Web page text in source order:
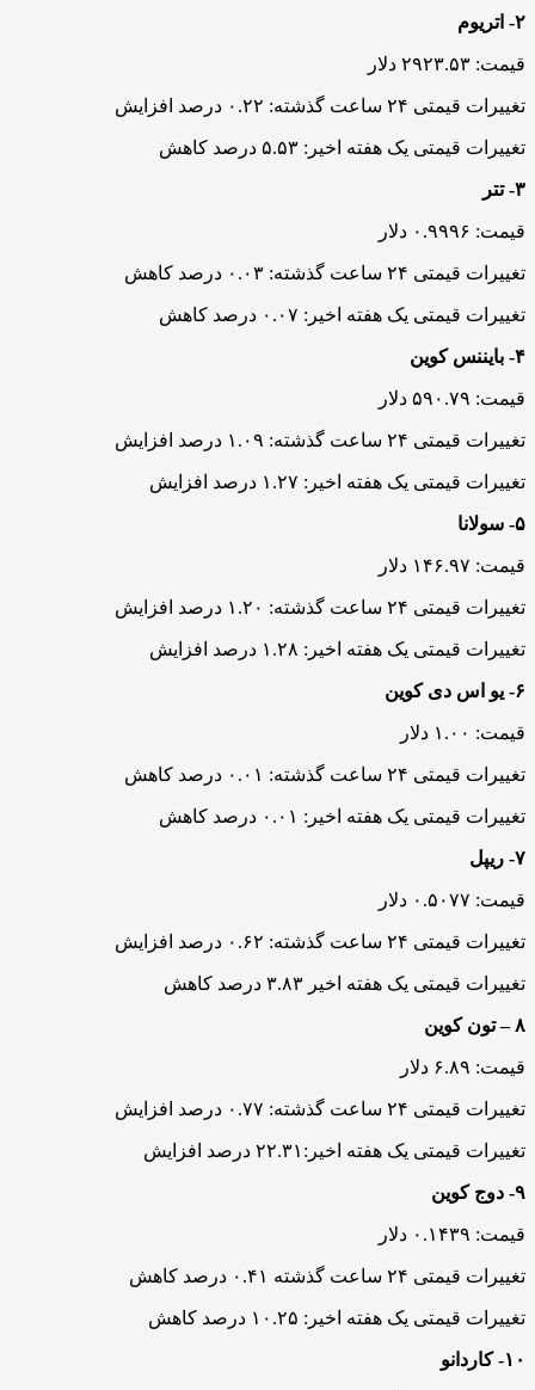
۲- اتریوم
قیمت: ۲۹۲۳.۵۳ دلار
تغییرات قیمتی ۲۴ ساعت گذشته: ۰.۲۲ درصد افزایش
تغییرات قیمتی یک هفته اخیر: ۵.۵۳ درصد کاهش
۳- تتر
قیمت: ۰.۹۹۹۶ دلار
تغییرات قیمتی ۲۴ ساعت گذشته: ۰.۰۳ درصد کاهش
تغییرات قیمتی یک هفته اخیر: ۰.۰۷ درصد کاهش
۴- بایننس کوین
قیمت: ۵۹۰.۷۹ دلار
تغییرات قیمتی ۲۴ ساعت گذشته: ۱.۰۹ درصد افزایش
تغییرات قیمتی یک هفته اخیر: ۱.۲۷ درصد افزایش
۵- سولانا
قیمت: ۱۴۶.۹۷ دلار
تغییرات قیمتی ۲۴ ساعت گذشته: ۱.۲۰ درصد افزایش
تغییرات قیمتی یک هفته اخیر: ۱.۲۸ درصد افزایش
۶- یو اس دی کوین
قیمت: ۱.۰۰ دلار
تغییرات قیمتی ۲۴ ساعت گذشته: ۰.۰۱ درصد کاهش
تغییرات قیمتی یک هفته اخیر: ۰.۰۱ درصد کاهش
۷- ریپل
قیمت: ۰.۵۰۷۷ دلار
تغییرات قیمتی ۲۴ ساعت گذشته: ۰.۶۲ درصد افزایش
تغییرات قیمتی یک هفته اخیر ۳.۸۳ درصد کاهش
۸ – تون کوین
قیمت: ۶.۸۹ دلار
تغییرات قیمتی ۲۴ ساعت گذشته: ۰.۷۷ درصد افزایش
تغییرات قیمتی یک هفته اخیر:۲۲.۳۱ درصد افزایش
۹- دوج کوین
قیمت: ۰.۱۴۳۹ دلار
تغییرات قیمتی ۲۴ ساعت گذشته ۰.۴۱ درصد کاهش
تغییرات قیمتی یک هفته اخیر: ۱۰.۲۵ درصد کاهش
۱۰- کاردانو